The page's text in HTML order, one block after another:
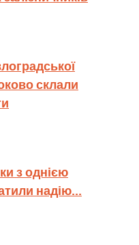
склали
з однією
надію...